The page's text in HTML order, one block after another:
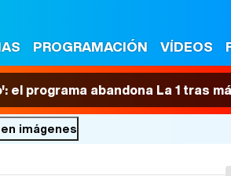
PROGRAMACIÓN VÍDEOS
el programa abandona La 1 tras
imágenes